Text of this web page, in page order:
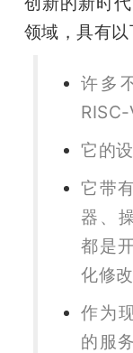
领域，具有以
许多
它的
它带
器、
都是
化修
作为
的服